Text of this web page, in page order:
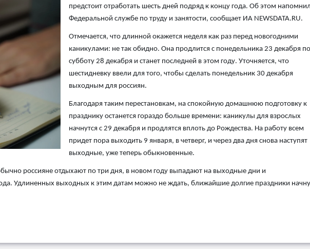
предстоит отработать шесть дней подряд к концу года. Об этом
Федеральной службе по труду и занятости, сообщает ИА NEWSDATA.RU.
Отмечается, что длинной окажется неделя как раз перед новогодними
каникулами: не так обидно. Она продлится с понедельника 23 декабря по
субботу 28 декабря и станет последней в этом году. Уточняется, что
шестидневку ввели для того, чтобы сделать понедельник 30 декабря
выходным для россиян.
Благодаря таким перестановкам, на спокойную домашнюю подготовку к
празднику останется гораздо больше времени: каникулы для взрослых
начнутся с 29 декабря и продлятся вплоть до Рождества. На работу всем
придет пора выходить 9 января, в четверг, и через два дня снова наступят
выходные, уже теперь обыкновенные.
россияне отдыхают по три дня, в новом году выпадают на выходные дни и
Удлиненных выходных к этим датам можно не ждать, ближайшие долгие праздники